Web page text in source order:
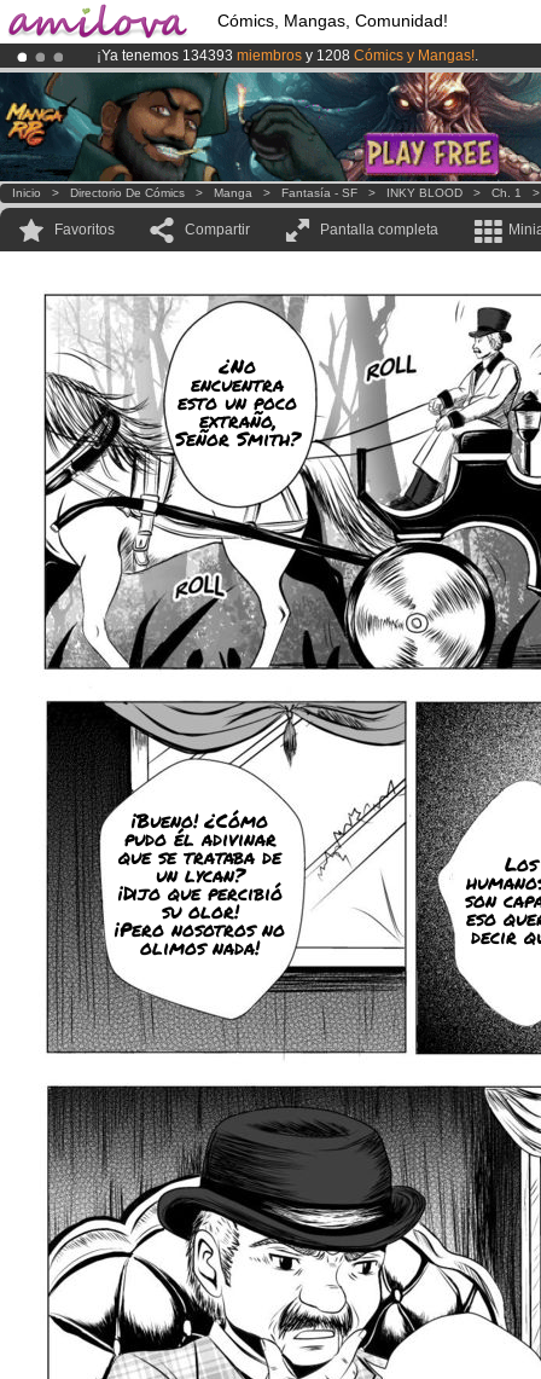
Cómics, Mangas, Comunidad!
¡Ya tenemos 134393 miembros y 1208 Cómics y Mangas!.
¡Conviertete en Premium por3.95 eurosal mes!Hazte Premium ya
El Kickstarter Amilova está desormado lanzado!.
Inicio > Directorio De Cómics > Manga > Fantasía - SF > INKY BLOOD > Ch. 1
Favoritos Compartir Pantalla completa
¿No
encuentra
esto un poco
extraño,
Señor Smith?
¡Bueno! ¿Cómo
pudo él adivinar
que se trataba de
un lycan?
¡Dijo que percibió
su olor!
¡Pero nosotros no
olimos nada!
Los
son
eso
decir